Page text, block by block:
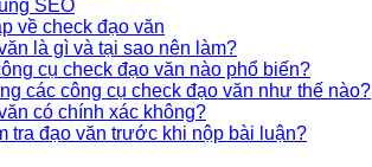
SEO
về check đạo văn
là gì và tại sao nên làm?
cụ check đạo văn nào phổ biến?
các công cụ check đạo văn như thế nào?
có chính xác không?
tra đạo văn trước khi nộp bài luận?